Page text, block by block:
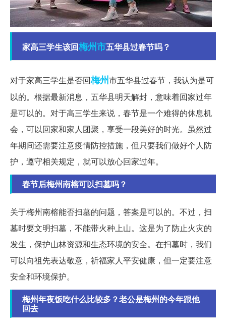
家高三学生该回梅州市五华县过春节吗？
对于家高三学生是否回梅州市五华县过春节，我认为是可
以的。根据最新消息，五华县明天解封，意味着回家过年
是可以的。对于高三学生来说，春节是一个难得的休息机
会，可以回家和家人团聚，享受一段美好的时光。虽然过
年期间还需要注意疫情防控措施，但只要我们做好个人防
护，遵守相关规定，就可以放心回家过年。
春节后梅州南榕可以扫墓吗？
关于梅州南榕能否扫墓的问题，答案是可以的。不过，扫
墓时要文明扫墓，不能带火种上山。这是为了防止火灾的
发生，保护山林资源和生态环境的安全。在扫墓时，我们
可以向祖先表达敬意，祈福家人平安健康，但一定要注意
安全和环境保护。
梅州年夜饭吃什么比较多？老公是梅州的今年跟他
回去